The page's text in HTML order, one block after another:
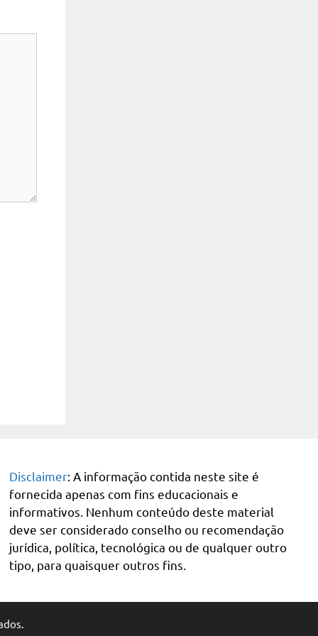
Disclaimer: A informação contida neste site é
fornecida apenas com fins educacionais e
informativos. Nenhum conteúdo deste material
deve ser considerado conselho ou recomendação
jurídica, política, tecnológica ou de qualquer outro
tipo, para quaisquer outros fins.